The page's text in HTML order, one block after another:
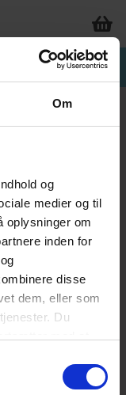
Om
og
medier og til
oplysninger om
inden for
disse
dem, eller som
Du